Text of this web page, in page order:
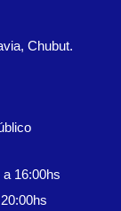
Chubut.
16:00hs